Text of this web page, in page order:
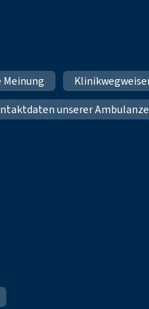
Meinung
unserer